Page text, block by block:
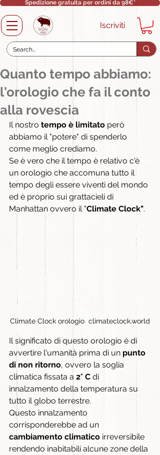
Spedizione gratuita per ordini da 98€*
Iscriviti
Quanto tempo abbiamo:
l'orologio che fa il conto
alla rovescia
Il nostro tempo è limitato però
abbiamo il "potere" di spenderlo
come meglio crediamo.
Se è vero che il tempo è relativo c'è
un orologio che accomuna tutto il
tempo degli essere viventi del mondo
ed è proprio sui grattacieli di
Manhattan ovvero il "Climate Clock".
Climate Clock orologio  climateclock.world
Il significato di questo orologio è di
avvertire l'umanità prima di un punto
di non ritorno, ovvero la soglia
climatica fissata a 2° C di
innalzamento della temperatura su
tutto il globo terrestre.
Questo innalzamento
corrisponderebbe ad un
cambiamento climatico irreversibile
rendendo inabitabili alcune zone della